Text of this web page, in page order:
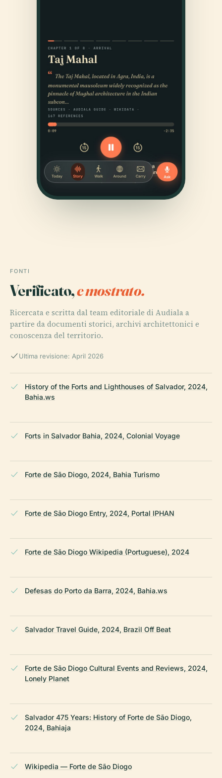
FONTI
Verificato,e mostrato.
Ricercata e scritta dal team editoriale di Audiala a
partire da documenti storici, archivi architettonici e
conoscenza del territorio.
Ultima revisione: April 2026
History of the Forts and Lighthouses of Salvador, 2024,
Bahia.ws
Forts in Salvador Bahia, 2024, Colonial Voyage
Forte de São Diogo, 2024, Bahia Turismo
Forte de São Diogo Entry, 2024, Portal IPHAN
Forte de São Diogo Wikipedia (Portuguese), 2024
Defesas do Porto da Barra, 2024, Bahia.ws
Salvador Travel Guide, 2024, Brazil Off Beat
Forte de São Diogo Cultural Events and Reviews, 2024,
Lonely Planet
Salvador 475 Years: History of Forte de São Diogo,
2024, Bahiaja
Wikipedia — Forte de São Diogo